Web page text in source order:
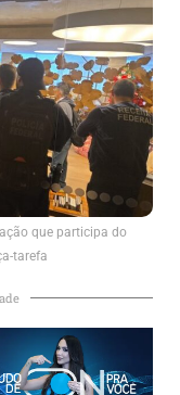
que participa do
tarefa